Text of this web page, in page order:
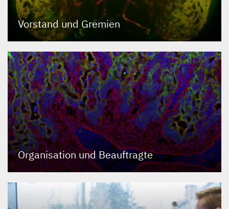
Vorstand und Gremien
Organisation und Beauftragte